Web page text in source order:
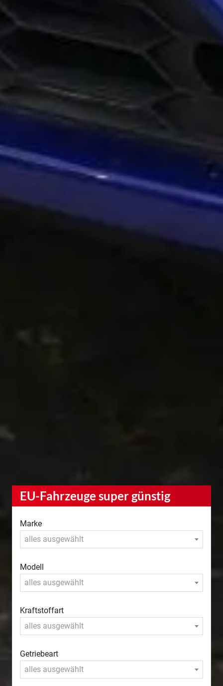
EU-Fahrzeuge super günstig
Marke
alles ausgewählt
Modell
alles ausgewählt
Kraftstoffart
alles ausgewählt
Getriebeart
alles ausgewählt